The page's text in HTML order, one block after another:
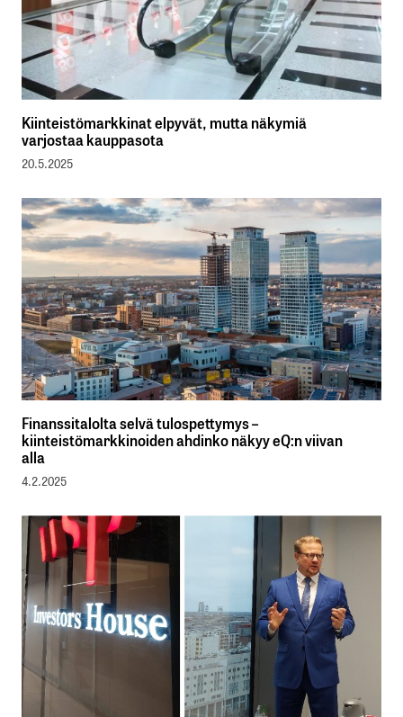
Kiinteistömarkkinat elpyvät, mutta näkymiä
varjostaa kauppasota
20.5.2025
Finanssitalolta selvä tulospettymys –
kiinteistömarkkinoiden ahdinko näkyy eQ:n viivan
alla
4.2.2025